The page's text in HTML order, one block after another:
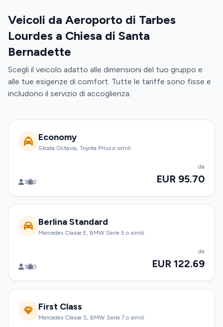
Veicoli da Aeroporto di Tarbes
Lourdes a Chiesa di Santa
Bernadette
Scegli il veicolo adatto alle dimensioni del tuo gruppo e
alle tue esigenze di comfort. Tutte le tariffe sono fisse e
includono il servizio di accoglienza.
Economy
Skoda Octavia, Toyota Prius o simili
3 2
da
EUR 95.70
Berlina Standard
Mercedes Classe E, BMW Serie 5 o simili
3 3
da
EUR 122.69
First Class
Mercedes Classe S, BMW Serie 7 o simili